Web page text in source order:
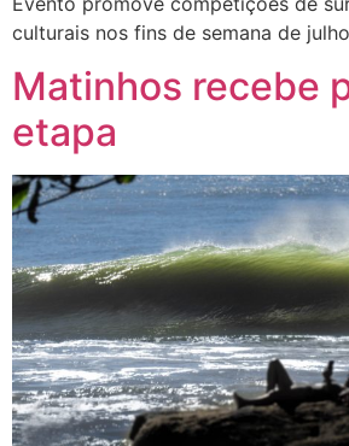
culturais nos fins de semana de
Matinhos recebe
etapa